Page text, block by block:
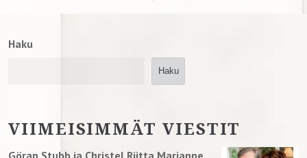
Haku
Haku
VIIMEISIMMÄT VIESTIT
Göran Stubb ja Christel Riitta Marianne